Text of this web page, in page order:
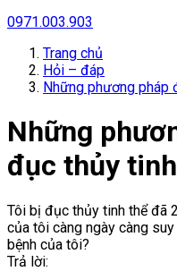
0971.003.903
Trang chủ
Hỏi – đáp
Những phương pháp
Những
đục thủy
Tôi bị đục thủy tinh thể đã
của tôi càng ngày càng
bệnh của tôi?
Trả lời: